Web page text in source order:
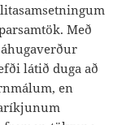
Með
látið duga að
en